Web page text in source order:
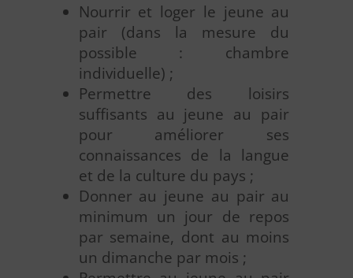
Nourrir et loger le jeune au
pair (dans la mesure du
possible : chambre
individuelle) ;
Permettre des loisirs
suffisants au jeune au pair
pour améliorer ses
connaissances de la langue
et de la culture du pays ;
Donner au jeune au pair au
minimum un jour de repos
par semaine, dont au moins
un dimanche par mois ;